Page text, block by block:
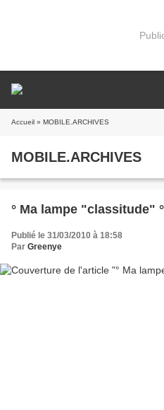
Accueil » MOBILE.ARCHIVES
MOBILE.ARCHIVES
° Ma lampe "classitude" °
Publié le 31/03/2010 à 18:58
Par Greenye